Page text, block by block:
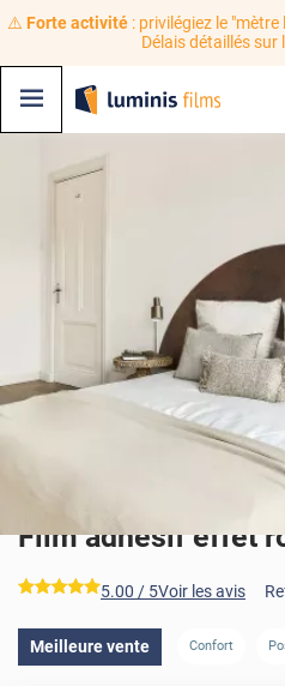
⚠️ Forte activité: privilégiez le "mètre
Délais détaillés
Film adhésif effet
*****
5.00 / 5Voir les avis
Meilleure vente Confort